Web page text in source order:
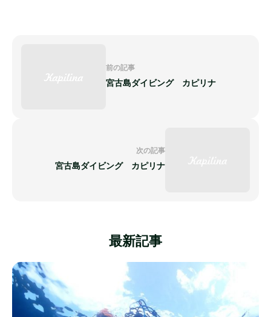
前の記事
宮古島ダイビング カピリナ
次の記事
宮古島ダイビング カピリナ
最新記事